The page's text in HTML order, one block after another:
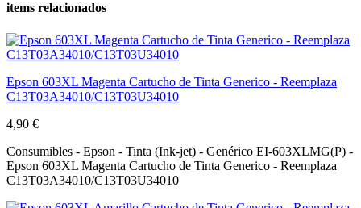
items relacionados
Epson 603XL Magenta Cartucho de Tinta Generico - Reemplaza
C13T03A34010/C13T03U34010
4,90 €
Consumibles - Epson - Tinta (Ink-jet) - Genérico EI-603XLMG(P) -
Epson 603XL Magenta Cartucho de Tinta Generico - Reemplaza
C13T03A34010/C13T03U34010